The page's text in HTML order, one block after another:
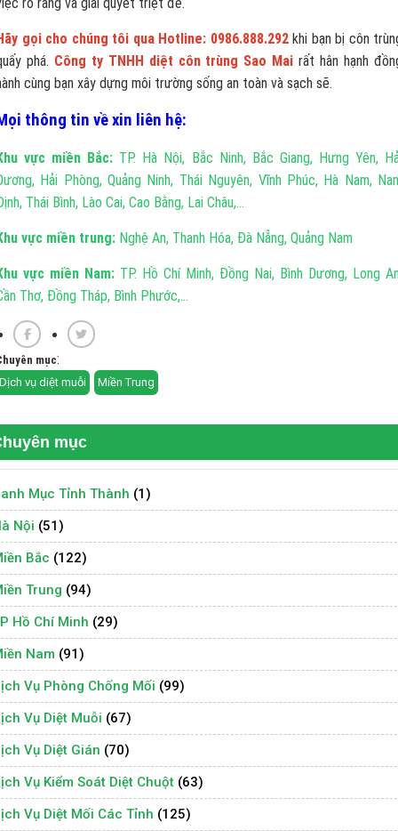
mục
Mục Tỉnh Thành (1)
Nội (51)
Bắc (122)
Trung (94)
Hồ Chí Minh (29)
Nam (91)
Vụ Phòng Chống Mối (99)
Vụ Diệt Muỗi (67)
Vụ Diệt Gián (70)
Vụ Kiểm Soát Diệt Chuột (63)
Vụ Diệt Mối Các Tỉnh (125)
gọi cho chúng tôi qua Hotline: 0986.888.292khi bạn bị côn
phá. Công ty TNHH diệt côn trùng Sao Mai rất hân hạnh
cùng bạn xây dựng môi trường sống an toàn và sạch sẽ.
thông tin về xin liên hệ:
vực miền Bắc: TP. Hà Nội, Bắc Ninh, Bắc Giang, Hưng Yên,
Hải Phòng, Quảng Ninh, Thái Nguyên, Vĩnh Phúc, Hà Nam,
Thái Bình, Lào Cai, Cao Bằng, Lai Châu,...
vực miền trung: Nghệ An, Thanh Hóa, Đà Nẵng, Quảng Nam
vực miền Nam: TP. Hồ Chí Minh, Đồng Nai, Bình Dương, Long
Thơ, Đồng Tháp, Bình Phước,...
mục:
Dịch vụ diệt muỗi Miền Trung